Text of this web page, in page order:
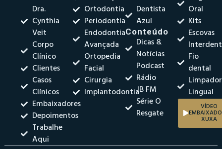
Dra.
Cynthia
Veit
Corpo
Clínico
Clientes
Casos
Clínicos
Embaixadores
Depoimentos
Trabalhe
Aqui
Ortodontia
Periodontia
Endodontia
Avançada
Ortopedia
Facial
Cirurgia
Implantodontia
Dentista
Azul
Conteúdo
Dicas &
Notícias
Podcast
Rádio
JB FM
Série O
Resgate
Oral
Kits
Escovas
Fio
dental
Limpador
Lingual
VÍDEO
XUXA